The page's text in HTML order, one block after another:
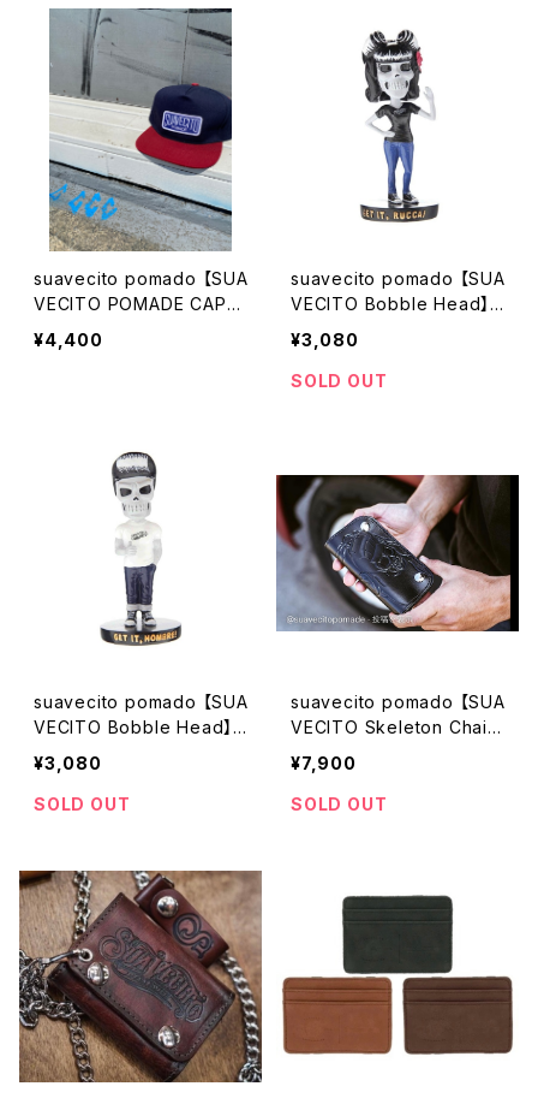
suavecito pomado 【SUA
VECITO POMADE CAP】
スアベシート ポマード
キャップ
¥4,400
suavecito pomado 【SUA
VECITO Bobble Head】
スアベシート ポマード
スーベシート ボブルヘッ
ト人形 置き物 車 飾り
¥3,080
SOLD OUT
suavecito pomado 【SUA
VECITO Bobble Head】
スアベシート スーベシー
ト ポマード ボブルヘット
人形 車 置き物 飾り
¥3,080
SOLD OUT
suavecito pomado 【SUA
VECITO Skeleton Chain
ed BikerWallet BLACK】
スアベシート ポマード
スーベシート ポマード
¥7,900
SOLD OUT